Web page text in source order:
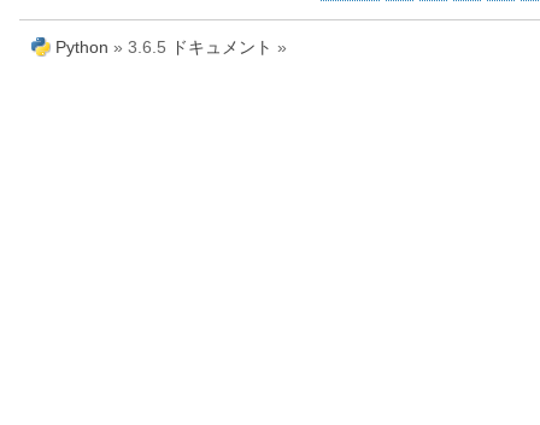
Python » 3.6.5 ドキュメント »